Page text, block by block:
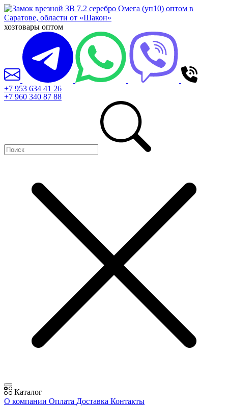
хозтовары оптом
+7 953 634 41 26
+7 960 340 87 88
Каталог
О компании Оплата Доставка Контакты